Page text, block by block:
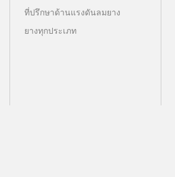
ที่ปรึกษาด้านแรงดันลมยาง
ยางทุกประเภท